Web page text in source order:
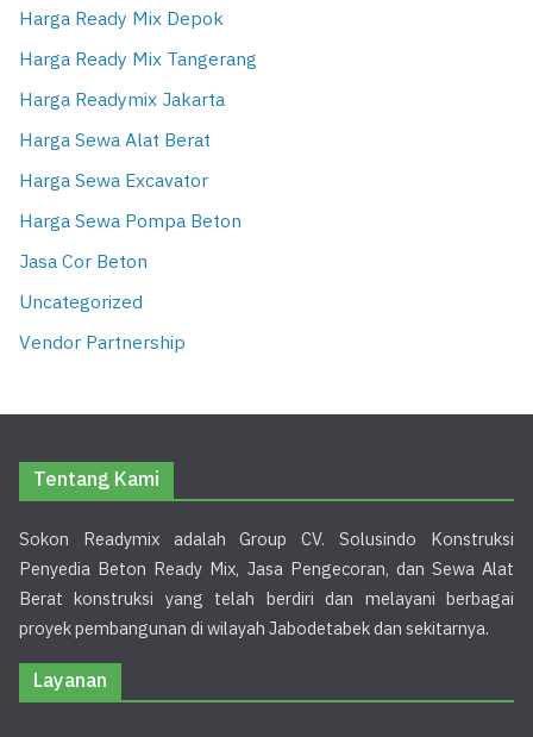
Harga Ready Mix Depok
Harga Ready Mix Tangerang
Harga Readymix Jakarta
Harga Sewa Alat Berat
Harga Sewa Excavator
Harga Sewa Pompa Beton
Jasa Cor Beton
Uncategorized
Vendor Partnership
Tentang Kami
Sokon Readymix adalah Group CV. Solusindo Konstruksi
Penyedia Beton Ready Mix, Jasa Pengecoran, dan Sewa Alat
Berat konstruksi yang telah berdiri dan melayani berbagai
proyek pembangunan di wilayah Jabodetabek dan sekitarnya.
Layanan